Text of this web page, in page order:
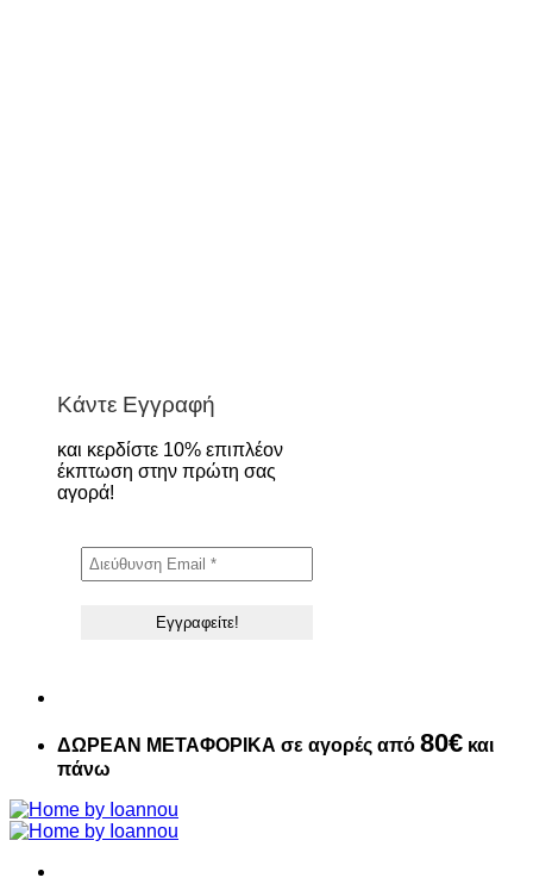
Κάντε Εγγραφή
και κερδίστε 10% επιπλέον
έκπτωση στην πρώτη σας
αγορά!
ΔΩΡΕΑΝ ΜΕΤΑΦΟΡΙΚΑ σε αγορές από 80€ και
πάνω